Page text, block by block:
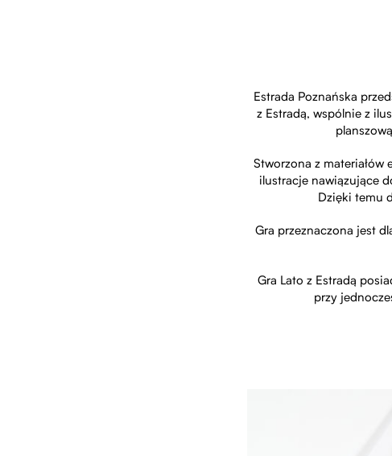
Estrada Poznańska
z Estradą, wspólnie z
Stworzona z materiałów
ilustracje nawiązujące
Dzięki temu
Gra przeznaczona jest
Gra Lato z Estradą
przy